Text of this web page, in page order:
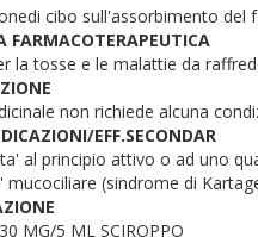
cibo sull'assorbimento
FARMACOTERAPEUTICA
la tosse e le malattie da
non richiede alcuna
EFF.SECONDAR
al principio attivo o ad uno
mucociliare (sindrome di
MG/5 ML SCIROPPO